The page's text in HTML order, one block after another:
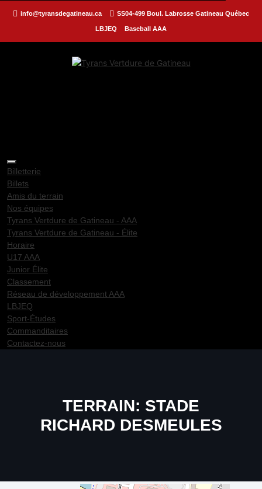
info@tyransdegatineau.ca SS04-499 Boul. Labrosse Gatineau Québec
LBJEQ Baseball AAA
Billetterie
Billets
Amis du terrain
Nos équipes
Tyrans Vertdure de Gatineau - AAA
Tyrans Vertdure de Gatineau - Élite
Horaire
U17 AAA
Junior Élite
Classement
Réseau de développement AAA
LBJEQ
Sport-Études
Commanditaires
Contactez-nous
TERRAIN: STADE
RICHARD DESMEULES